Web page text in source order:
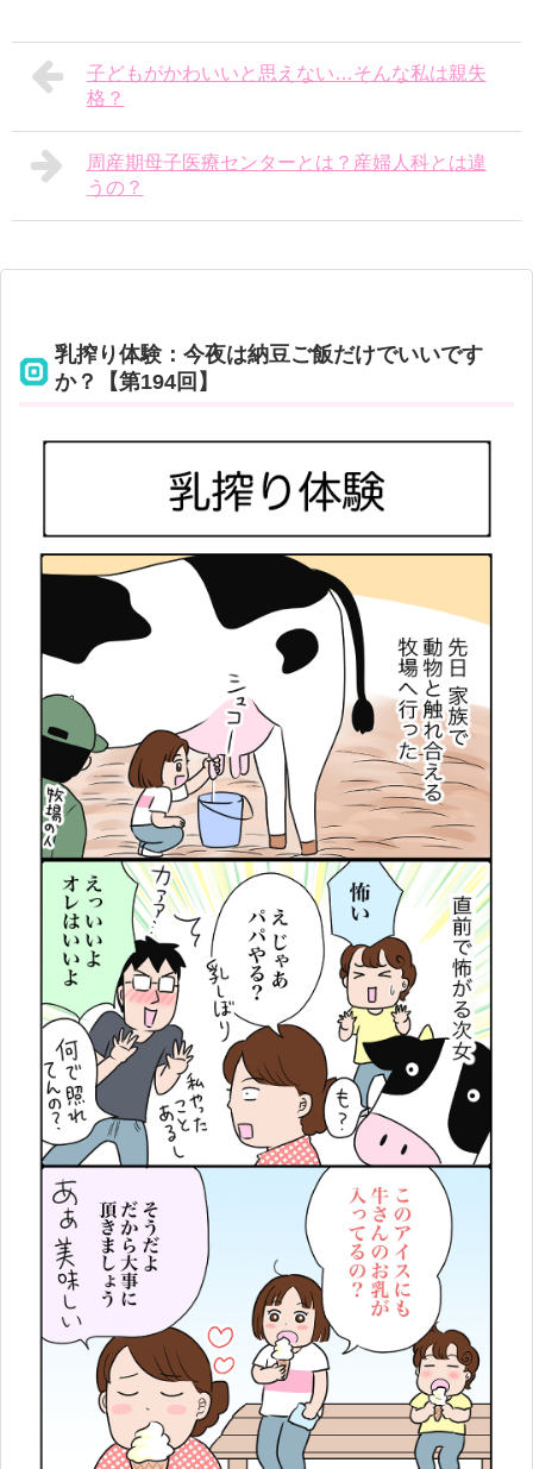
子どもがかわいいと思えない…そんな私は親失
格？
周産期母子医療センターとは？産婦人科とは違
うの？
乳搾り体験：今夜は納豆ご飯だけでいいです
か？【第194回】